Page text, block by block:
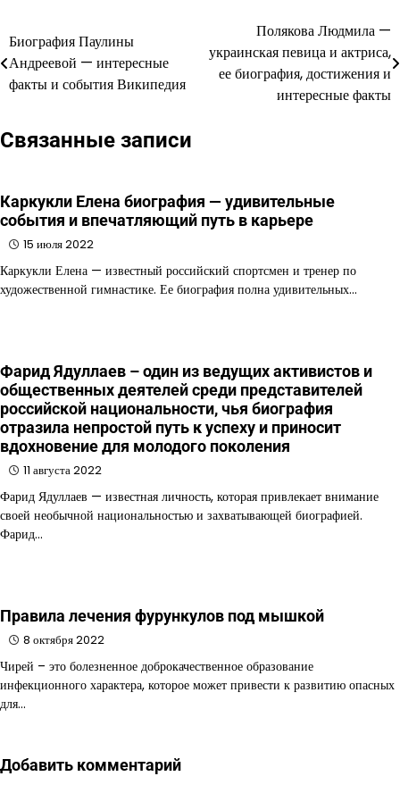
Навигация
по
записям
Биография Паулины
Андреевой — интересные
факты и события Википедия
Полякова Людмила —
украинская певица и актриса,
ее биография, достижения и
интересные факты
Связанные записи
Каркукли Елена биография — удивительные
события и впечатляющий путь в карьере
15 июля 2022
Каркукли Елена — известный российский спортсмен и тренер по
художественной гимнастике. Ее биография полна удивительных…
Фарид Ядуллаев – один из ведущих активистов и
общественных деятелей среди представителей
российской национальности, чья биография
отразила непростой путь к успеху и приносит
вдохновение для молодого поколения
11 августа 2022
Фарид Ядуллаев — известная личность, которая привлекает внимание
своей необычной национальностью и захватывающей биографией.
Фарид…
Правила лечения фурункулов под мышкой
8 октября 2022
Чирей – это болезненное доброкачественное образование
инфекционного характера, которое может привести к развитию опасных
для…
Добавить комментарий